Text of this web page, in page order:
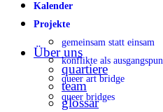
Kalender
Projekte
gemeinsam statt einsam
konflikte als
queer art bridge
queer bridges
Über uns
quartiere
team
glossar